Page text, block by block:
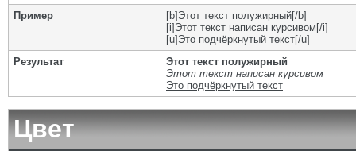
Пример
[b]Этот текст полужирный[/b]
[i]Этот текст написан курсивом[/i]
[u]Это подчёркнутый текст[/u]
Результат
Этот текст полужирный
Этот текст написан курсивом
Это подчёркнутый текст
Цвет